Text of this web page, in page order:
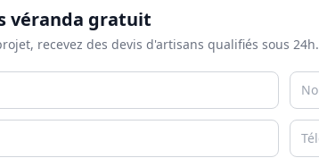
véranda gratuit
recevez des devis d'artisans qualifiés sous 24h.